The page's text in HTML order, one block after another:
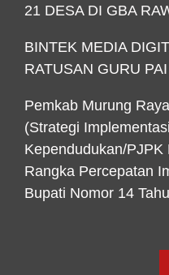
21 DESA DI GBA
BINTEK MEDIA
RATUSAN GURU PAI
Pemkab Murung
(Strategi
Kependudukan/
Rangka Percepatan
Bupati Nomor 14